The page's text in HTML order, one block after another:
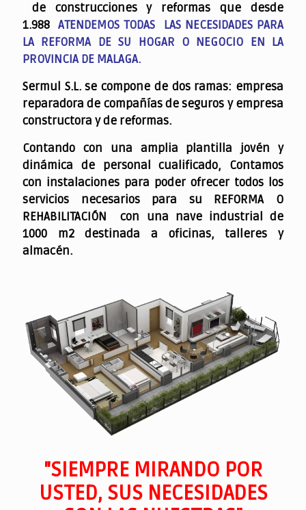
de construcciones y reformas que desde
1.988ATENDEMOS TODAS LAS NECESIDADES PARA
LA REFORMA DE SU HOGAR O NEGOCIO EN LA
PROVINCIA DE MALAGA.
Sermul S.L. se compone de dos ramas: empresa
reparadora de compañías de seguros y empresa
constructora y de reformas.
Contando con una amplia plantilla jovén y
dinámica de personal cualificado, Contamos
con instalaciones para poder ofrecer todos los
servicios necesarios para su REFORMA O
REHABILITACIÓN con una nave industrial de
1000 m2 destinada a oficinas, talleres y
almacén.
"SIEMPRE MIRANDO POR
USTED, SUS NECESIDADES